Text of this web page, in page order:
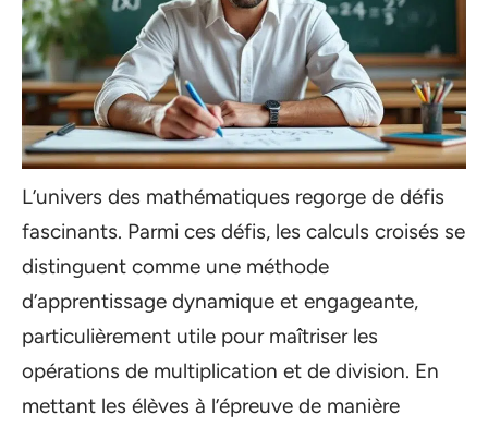
L’univers des mathématiques regorge de défis
fascinants. Parmi ces défis, les calculs croisés se
distinguent comme une méthode
d’apprentissage dynamique et engageante,
particulièrement utile pour maîtriser les
opérations de multiplication et de division. En
mettant les élèves à l’épreuve de manière